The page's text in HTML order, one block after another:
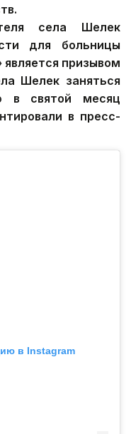
села Шелек
для больницы
призывом
Шелек заняться
в святой месяц
в пресс-
в Instagram